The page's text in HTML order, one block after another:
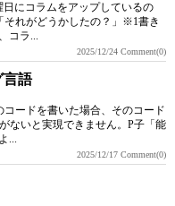
日にコラムをアップしているの
それがどうかしたの？」※1書き
コラ...
2025/12/24 Comment(0)
言語
コードを書いた場合、そのコード
ないと実現できません。P子「能
...
2025/12/17 Comment(0)